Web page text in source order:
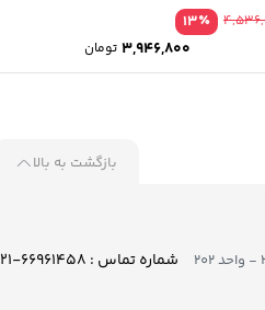
٪13
تومان
بازگشت به بالا
شماره تماس : ۶۶۹۶۱۴۵۸-۰۲۱ -۰۹۳۵۱۳۰۳۳۲۸